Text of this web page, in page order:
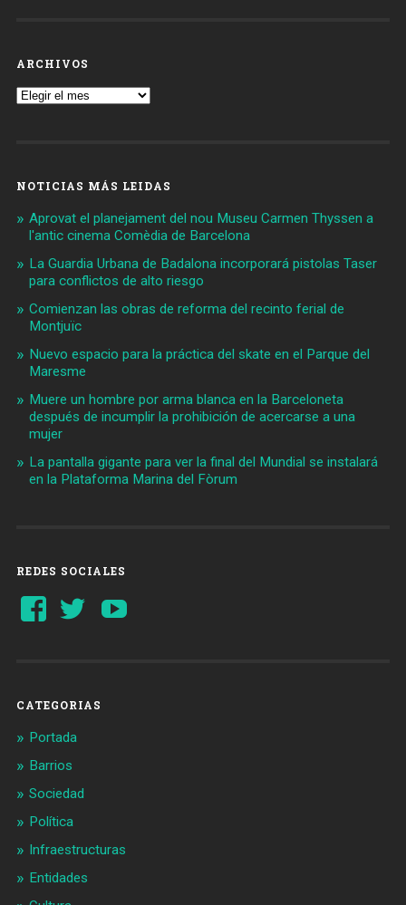
ARCHIVOS
Archivos
NOTICIAS MÁS LEIDAS
Aprovat el planejament del nou Museu Carmen Thyssen a
l'antic cinema Comèdia de Barcelona
La Guardia Urbana de Badalona incorporará pistolas Taser
para conflictos de alto riesgo
Comienzan las obras de reforma del recinto ferial de
Montjuïc
Nuevo espacio para la práctica del skate en el Parque del
Maresme
Muere un hombre por arma blanca en la Barceloneta
después de incumplir la prohibición de acercarse a una
mujer
La pantalla gigante para ver la final del Mundial se instalará
en la Plataforma Marina del Fòrum
REDES SOCIALES
Ver
perfil
Ver
perfil
CATEGORIAS
Portada
Barrios
Sociedad
Política
Infraestructuras
Entidades